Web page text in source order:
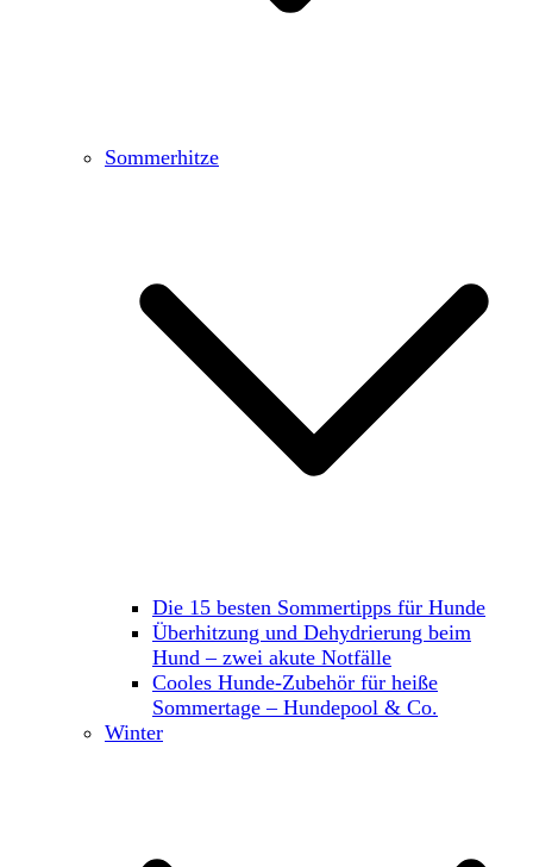
Sommerhitze
Die 15 besten Sommertipps für Hunde
Überhitzung und Dehydrierung beim
Hund – zwei akute Notfälle
Cooles Hunde-Zubehör für heiße
Sommertage – Hundepool & Co.
Winter